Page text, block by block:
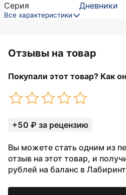
Серия
Дневники
Все характеристики
Отзывы на товар
Покупали этот товар? Как
+50 ₽ за рецензию
Вы можете стать одним из
отзыв на этот товар, и
рублей на баланс в